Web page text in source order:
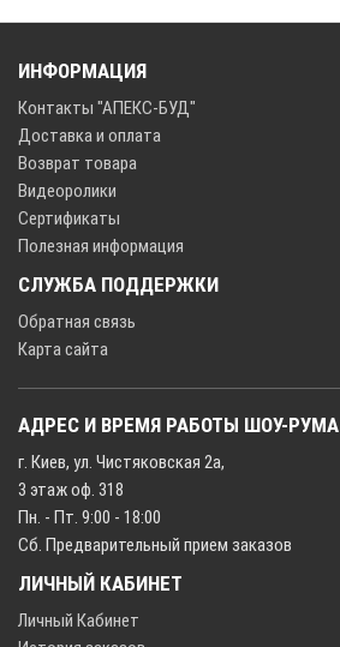
ИНФОРМАЦИЯ
Контакты "АПЕКС-БУД"
Доставка и оплата
Возврат товара
Видеоролики
Сертификаты
Полезная информация
СЛУЖБА ПОДДЕРЖКИ
Обратная связь
Карта сайта
АДРЕС И ВРЕМЯ РАБОТЫ ШОУ-РУМА
г. Киев, ул. Чистяковская 2а,
3 этаж оф. 318
Пн. - Пт. 9:00 - 18:00
Сб. Предварительный прием заказов
ЛИЧНЫЙ КАБИНЕТ
Личный Кабинет